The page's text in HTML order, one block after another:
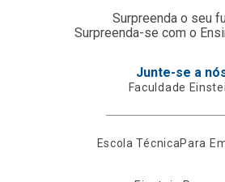
Surpreenda o seu
Surpreenda-se com o
Junte-se a
Faculdade
Escola TécnicaPara